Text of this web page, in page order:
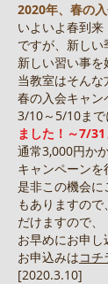
2020年、春の
いよいよ春到
ですが、新しい
新しい習い事
当教室はそんな
春の入会キャン
3/10～5/10まで
ました！～7/31
通常3,000円か
キャンペーンを
是非この機会に
もありますの
だけますので、
お早めにお申
お申込みはコチ
[2020.3.10]